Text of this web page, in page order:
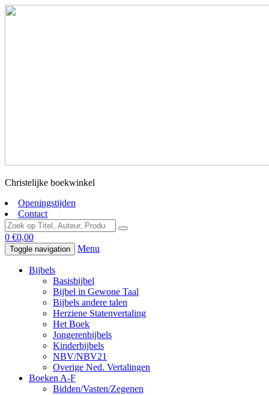
Christelijke boekwinkel
Openingstijden
Contact
0 €0,00
Toggle navigation Menu
Bijbels
Basisbijbel
Bijbel in Gewone Taal
Bijbels andere talen
Herziene Statenvertaling
Het Boek
Jongerenbijbels
Kinderbijbels
NBV/NBV21
Overige Ned. Vertalingen
Boeken A-F
Bidden/Vasten/Zegenen